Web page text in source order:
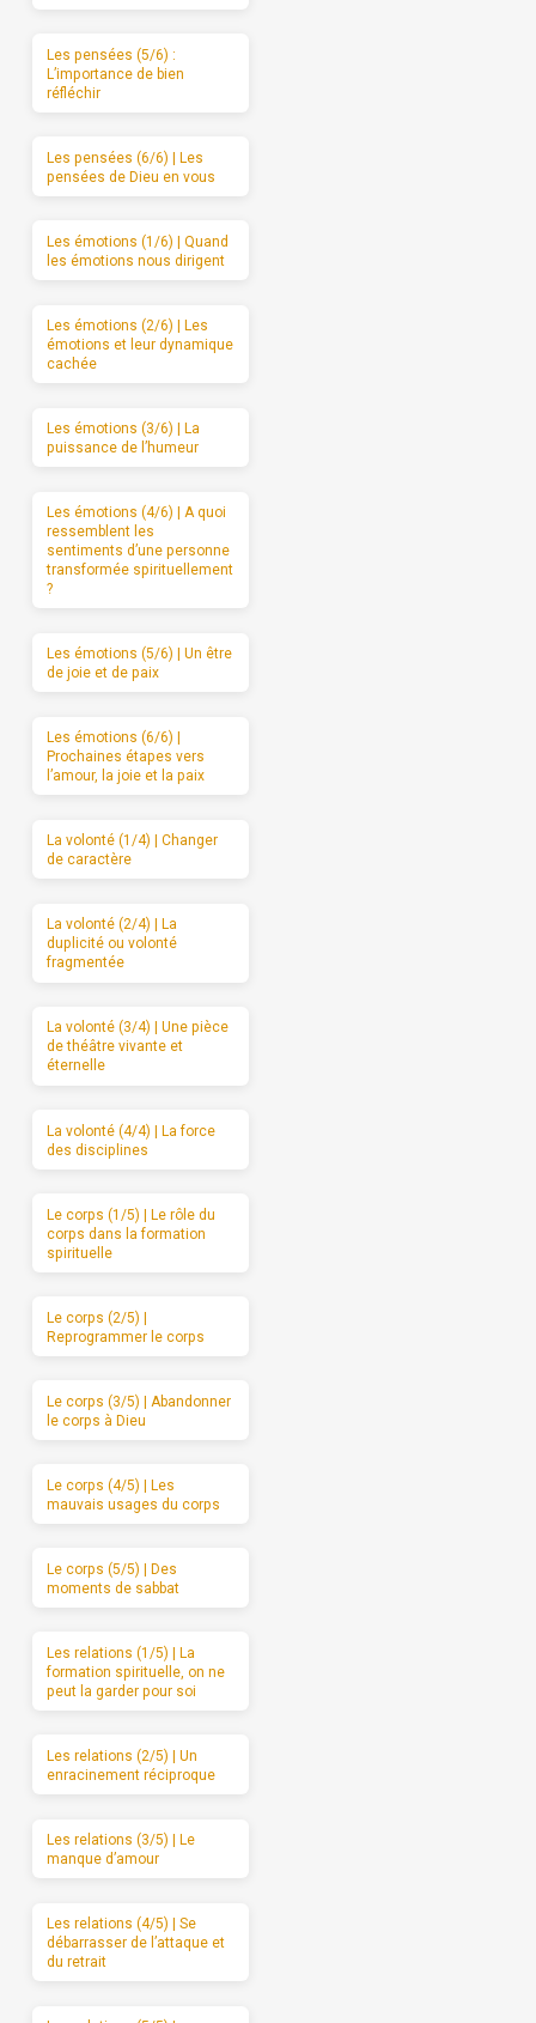
Les pensées (5/6) :
L’importance de bien
réfléchir
Les pensées (6/6) | Les
pensées de Dieu en vous
Les émotions (1/6) | Quand
les émotions nous dirigent
Les émotions (2/6) | Les
émotions et leur dynamique
cachée
Les émotions (3/6) | La
puissance de l’humeur
Les émotions (4/6) | A quoi
ressemblent les
sentiments d’une personne
transformée spirituellement
?
Les émotions (5/6) | Un être
de joie et de paix
Les émotions (6/6) |
Prochaines étapes vers
l’amour, la joie et la paix
La volonté (1/4) | Changer
de caractère
La volonté (2/4) | La
duplicité ou volonté
fragmentée
La volonté (3/4) | Une pièce
de théâtre vivante et
éternelle
La volonté (4/4) | La force
des disciplines
Le corps (1/5) | Le rôle du
corps dans la formation
spirituelle
Le corps (2/5) |
Reprogrammer le corps
Le corps (3/5) | Abandonner
le corps à Dieu
Le corps (4/5) | Les
mauvais usages du corps
Le corps (5/5) | Des
moments de sabbat
Les relations (1/5) | La
formation spirituelle, on ne
peut la garder pour soi
Les relations (2/5) | Un
enracinement réciproque
Les relations (3/5) | Le
manque d’amour
Les relations (4/5) | Se
débarrasser de l’attaque et
du retrait